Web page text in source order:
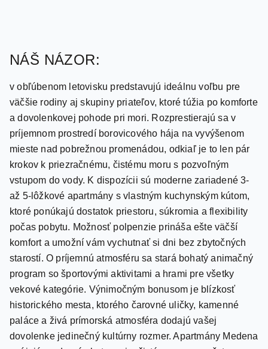
v obľúbenom letovisku predstavujú ideálnu voľbu pre
a dovolenkovej pohode pri mori. Rozprestierajú sa v
príjemnom prostredí borovicového hája na vyvýšenom
mieste nad pobrežnou promenádou, odkiaľ je to len pár
krokov k priezračnému, čistému moru s pozvoľným
vstupom do vody. K dispozícii sú moderne zariadené 3-
až 5-lôžkové apartmány s vlastným kuchynským kútom,
ktoré ponúkajú dostatok priestoru, súkromia a flexibility
počas pobytu. Možnosť polpenzie prináša ešte väčší
komfort a umožní vám vychutnať si dni bez zbytočných
starostí. O príjemnú atmosféru sa stará bohatý animačný
program so športovými aktivitami a hrami pre všetky
vekové kategórie. Výnimočným bonusom je blízkosť
historického mesta, ktorého čarovné uličky, kamenné
paláce a živá prímorská atmosféra dodajú vašej
dovolenke jedinečný kultúrny rozmer. Apartmány Medena
spájajú moderné ubytovanie, čisté more a množstvo
zážitkov do harmonického celku, v ktorom si každý nájde